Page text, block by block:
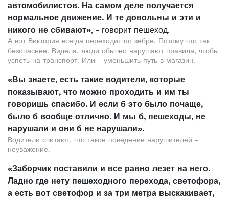
автомобилистов. На самом деле получается
нормальное движение. И те довольны и эти и
никого не сбивают», - говорит пешеход.
А вот Виктория всегда переходит по зебре. Потому что так
безопаснее. Видела, люди обычно нарушают правила, чтобы
успеть на транспорт. Или - уменьшить путь в магазин.
«Вы знаете, есть такие водители, которые
показывают, что можно проходить и им ты
говоришь спасибо. И если б это было почаще,
было б вообще отлично. И мы б, пешеходы, не
нарушали и они б не нарушали».
Водители считают, что такое поведение нарушителей -
неуважение.
«Заборчик поставили и все равно лезет на него.
Ладно где нету пешеходного перехода, светофора,
а есть вот светофор и за три метра выскакивает,